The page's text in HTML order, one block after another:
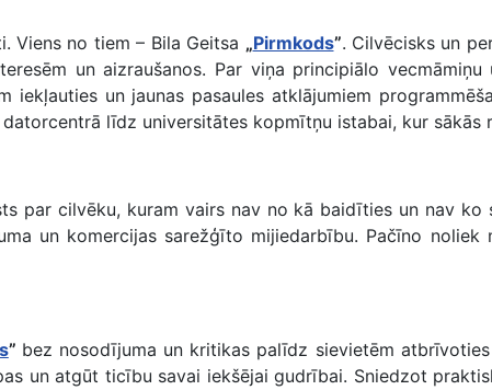
Viens no tiem – Bila Geitsa „Pirmkods”. Cilvēcisks un
un aizraušanos. Par viņa principiālo
un jaunas pasaules atklājumiem
līdz universitātes kopmītņu istabai, kur sākās
par cilvēku, kuram vairs nav no kā baidīties un nav ko
un komercijas sarežģīto mijiedarbību. Pačīno
” bez nosodījuma un kritikas palīdz sievietēm
un atgūt ticību savai iekšējai gudrībai. Sniedzot